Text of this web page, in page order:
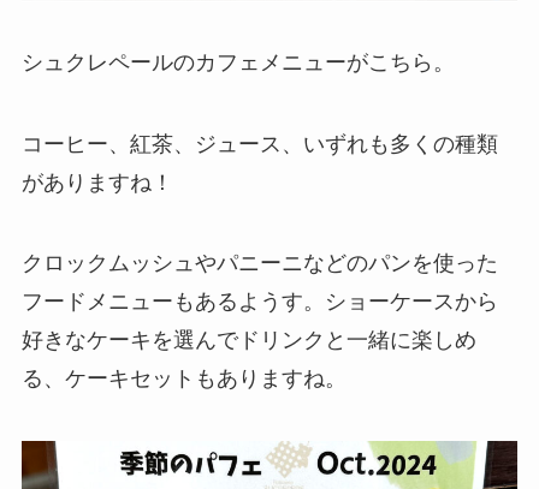
シュクレペールのカフェメニューがこちら。
コーヒー、紅茶、ジュース、いずれも多くの種類
がありますね！
クロックムッシュやパニーニなどのパンを使った
フードメニューもあるようす。ショーケースから
好きなケーキを選んでドリンクと一緒に楽しめ
る、ケーキセットもありますね。